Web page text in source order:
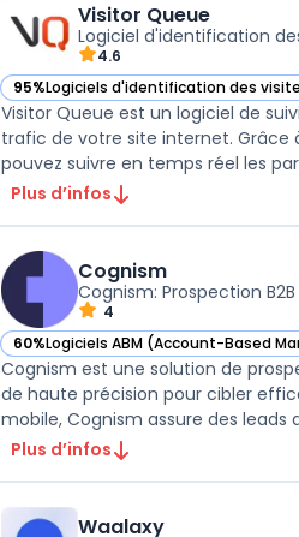
Visitor Queue
Logiciel d'identification
4.6
95%Logiciels d'identification des
— voir Visitor Queue dans cette
Visitor Queue est un logiciel de
trafic de votre site internet. Grâce
pouvez suivre en temps réel les
Plus d’infos
Cognism
Cognism: Prospection
4
60%Logiciels ABM (Account-Based
— voir Cognism dans cette catégorie
Cognism est une solution de
de haute précision pour cibler
mobile, Cognism assure des leads
Plus d’infos
Waalaxy